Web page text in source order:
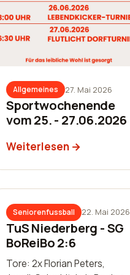
Allgemeines 27. Mai 2026
Sportwochenende
vom 25. - 27.06.2026
Weiterlesen
Seniorenfussball 22. Mai 2026
TuS Niederberg - SG
BoReiBo 2:6
Tore: 2x Florian Peters,